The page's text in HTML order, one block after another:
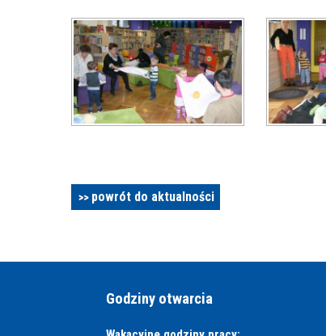
powrót do aktualności
Godziny otwarcia